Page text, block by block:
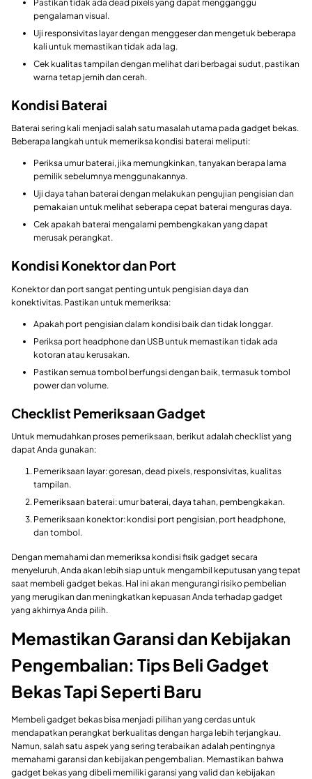
Pastikan tidak ada dead pixels yang dapat mengganggu
pengalaman visual.
Uji responsivitas layar dengan menggeser dan mengetuk beberapa
kali untuk memastikan tidak ada lag.
Cek kualitas tampilan dengan melihat dari berbagai sudut, pastikan
warna tetap jernih dan cerah.
Kondisi Baterai
Baterai sering kali menjadi salah satu masalah utama pada gadget bekas.
Beberapa langkah untuk memeriksa kondisi baterai meliputi:
Periksa umur baterai, jika memungkinkan, tanyakan berapa lama
pemilik sebelumnya menggunakannya.
Uji daya tahan baterai dengan melakukan pengujian pengisian dan
pemakaian untuk melihat seberapa cepat baterai menguras daya.
Cek apakah baterai mengalami pembengkakan yang dapat
merusak perangkat.
Kondisi Konektor dan Port
Konektor dan port sangat penting untuk pengisian daya dan
konektivitas. Pastikan untuk memeriksa:
Apakah port pengisian dalam kondisi baik dan tidak longgar.
Periksa port headphone dan USB untuk memastikan tidak ada
kotoran atau kerusakan.
Pastikan semua tombol berfungsi dengan baik, termasuk tombol
power dan volume.
Checklist Pemeriksaan Gadget
Untuk memudahkan proses pemeriksaan, berikut adalah checklist yang
dapat Anda gunakan:
Pemeriksaan layar: goresan, dead pixels, responsivitas, kualitas
tampilan.
Pemeriksaan baterai: umur baterai, daya tahan, pembengkakan.
Pemeriksaan konektor: kondisi port pengisian, port headphone,
dan tombol.
Dengan memahami dan memeriksa kondisi fisik gadget secara
menyeluruh, Anda akan lebih siap untuk mengambil keputusan yang tepat
saat membeli gadget bekas. Hal ini akan mengurangi risiko pembelian
yang merugikan dan meningkatkan kepuasan Anda terhadap gadget
yang akhirnya Anda pilih.
Memastikan Garansi dan Kebijakan
Pengembalian: Tips Beli Gadget
Bekas Tapi Seperti Baru
Membeli gadget bekas bisa menjadi pilihan yang cerdas untuk
mendapatkan perangkat berkualitas dengan harga lebih terjangkau.
Namun, salah satu aspek yang sering terabaikan adalah pentingnya
memahami garansi dan kebijakan pengembalian. Memastikan bahwa
gadget bekas yang dibeli memiliki garansi yang valid dan kebijakan